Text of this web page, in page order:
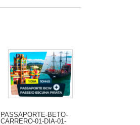
PASSAPORTE-BETO-
CARRERO-01-DIA-01-